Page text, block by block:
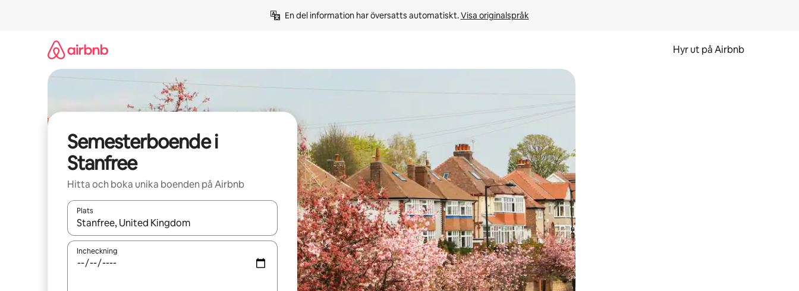
En del information har översatts automatiskt. Visa originalspråk
Hyr ut på Airbnb
Semesterboende i
Stanfree
Hitta och boka unika boenden på Airbnb
Plats
När resultaten är tillgängliga kan du navigera med upp- och nedåtpilarna eller utforska genom att trycka eller svepa.
Incheckning